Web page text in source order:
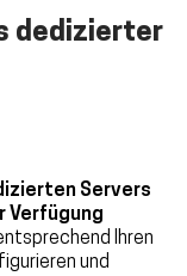
dedizierter
Servers
Verfügung
Ihren
und